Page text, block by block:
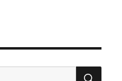
検